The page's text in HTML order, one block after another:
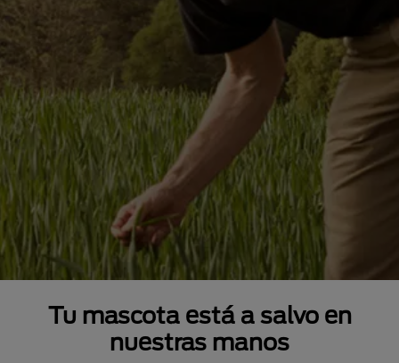
Tu mascota está a salvo en
nuestras manos